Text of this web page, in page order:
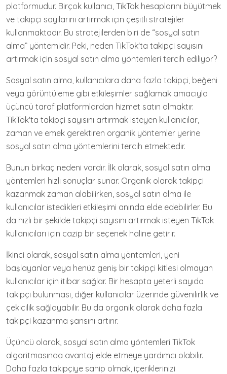
platformudur. Birçok kullanıcı, TikTok hesaplarını büyütmek
ve takipçi sayılarını artırmak için çeşitli stratejiler
kullanmaktadır. Bu stratejilerden biri de “sosyal satın
alma” yöntemidir. Peki, neden TikTok'ta takipçi sayısını
artırmak için sosyal satın alma yöntemleri tercih ediliyor?
Sosyal satın alma, kullanıcılara daha fazla takipçi, beğeni
veya görüntüleme gibi etkileşimler sağlamak amacıyla
üçüncü taraf platformlardan hizmet satın almaktır.
TikTok'ta takipçi sayısını artırmak isteyen kullanıcılar,
zaman ve emek gerektiren organik yöntemler yerine
sosyal satın alma yöntemlerini tercih etmektedir.
Bunun birkaç nedeni vardır. İlk olarak, sosyal satın alma
yöntemleri hızlı sonuçlar sunar. Organik olarak takipçi
kazanmak zaman alabilirken, sosyal satın alma ile
kullanıcılar istedikleri etkileşimi anında elde edebilirler. Bu
da hızlı bir şekilde takipçi sayısını artırmak isteyen TikTok
kullanıcıları için cazip bir seçenek haline getirir.
İkinci olarak, sosyal satın alma yöntemleri, yeni
başlayanlar veya henüz geniş bir takipçi kitlesi olmayan
kullanıcılar için itibar sağlar. Bir hesapta yeterli sayıda
takipçi bulunması, diğer kullanıcılar üzerinde güvenilirlik ve
çekicilik sağlayabilir. Bu da organik olarak daha fazla
takipçi kazanma şansını artırır.
Üçüncü olarak, sosyal satın alma yöntemleri TikTok
algoritmasında avantaj elde etmeye yardımcı olabilir.
Daha fazla takipçiye sahip olmak, içeriklerinizi